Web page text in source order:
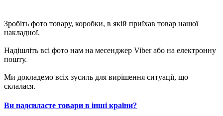
Зробіть фото товару, коробки, в якій приїхав товар нашої
накладної.
Надішліть всі фото нам на месенджер Viber або на електронну
пошту.
Ми докладемо всіх зусиль для вирішення ситуації, що
склалася.
Ви надсилаєте товари в інші країни?